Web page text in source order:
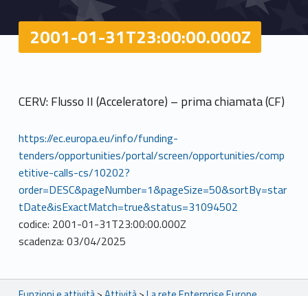
2001-01-31T23:00:00.000Z
CERV: Flusso II (Acceleratore) – prima chiamata (CF)
https://ec.europa.eu/info/funding-
tenders/opportunities/portal/screen/opportunities/comp
etitive-calls-cs/10202?
order=DESC&pageNumber=1&pageSize=50&sortBy=star
tDate&isExactMatch=true&status=31094502
codice: 2001-01-31T23:00:00.000Z
scadenza: 03/04/2025
Breadcrumbs navigation